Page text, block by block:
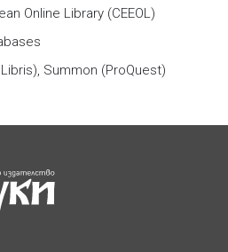
Online Library (CEEOL)
Summon (ProQuest)